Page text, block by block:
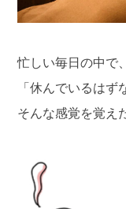
忙しい毎日の中で、
「休んでいるはず
そんな感覚を覚え